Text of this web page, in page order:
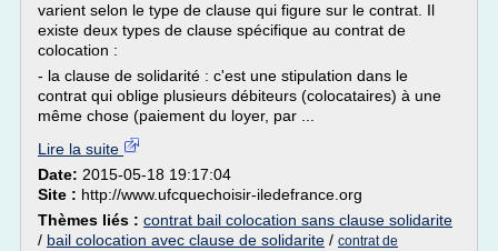
varient selon le type de clause qui figure sur le contrat. Il
existe deux types de clause spécifique au contrat de
colocation :
- la clause de solidarité : c'est une stipulation dans le
contrat qui oblige plusieurs débiteurs (colocataires) à une
même chose (paiement du loyer, par ...
Lire la suite
Date: 2015-05-18 19:17:04
Site : http://www.ufcquechoisir-iledefrance.org
Thèmes liés : contrat bail colocation sans clause solidarite
/ bail colocation avec clause de solidarite / contrat de